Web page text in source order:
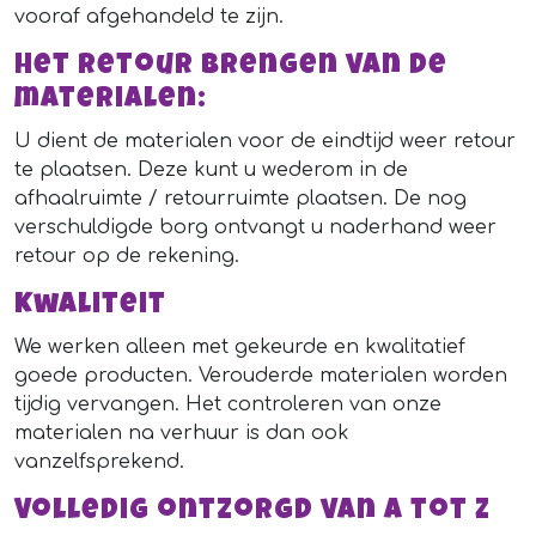
vooraf afgehandeld te zijn.
Het retour brengen van de
materialen:
U dient de materialen voor de eindtijd weer retour
te plaatsen. Deze kunt u wederom in de
afhaalruimte / retourruimte plaatsen. De nog
verschuldigde borg ontvangt u naderhand weer
retour op de rekening.
Kwaliteit
We werken alleen met gekeurde en kwalitatief
goede producten. Verouderde materialen worden
tijdig vervangen. Het controleren van onze
materialen na verhuur is dan ook
vanzelfsprekend.
Volledig ontzorgd van A tot Z